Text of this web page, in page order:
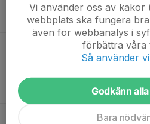
Tor
Vi använder oss av
webbplats ska fungera
även för webbanalys i
förbättra våra
Så använder
Godkänn
Bara